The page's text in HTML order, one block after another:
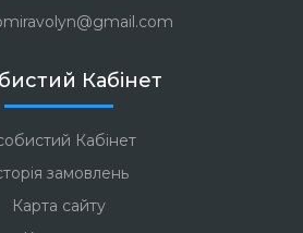
Кабінет
Кабінет
замовлень
Карта сайту